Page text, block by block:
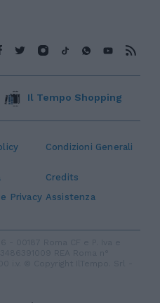
Condizioni Generali
Credits
Privacy Assistenza
Il Tempo Shopping